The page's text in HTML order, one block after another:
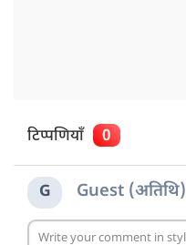
टिप्पणियाँ 0
G Guest (अतिथि)